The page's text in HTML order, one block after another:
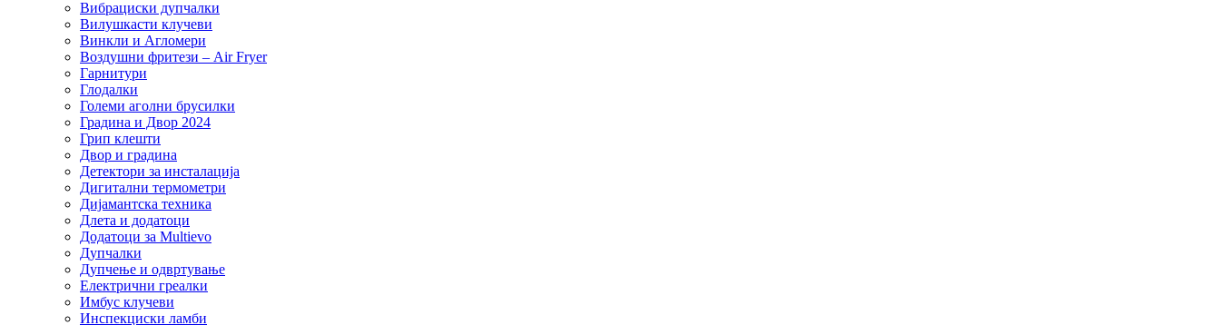
Вибрациски дупчалки
Вилушкасти клучеви
Винкли и Агломери
Воздушни фритези – Air Fryer
Гарнитури
Глодалки
Големи аголни брусилки
Градина и Двор 2024
Грип клешти
Двор и градина
Детектори за инсталација
Дигитални термометри
Дијамантска техника
Длета и додатоци
Додатоци за Multievo
Дупчалки
Дупчење и одвртување
Електрични греалки
Имбус клучеви
Инспекциски ламби